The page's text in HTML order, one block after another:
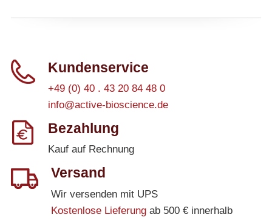
Kundenservice
+49 (0) 40 . 43 20 84 48 0
info@active-bioscience.de
Bezahlung
Kauf auf Rechnung
Versand
Wir versenden mit UPS
Kostenlose Lieferungab 500 € innerhalb